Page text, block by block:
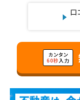
口
カンタン
60秒入力